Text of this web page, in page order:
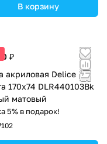
В корзину
₽
акриловая Delice
170х74 DLR440103Bk
матовый
5% в подарок!